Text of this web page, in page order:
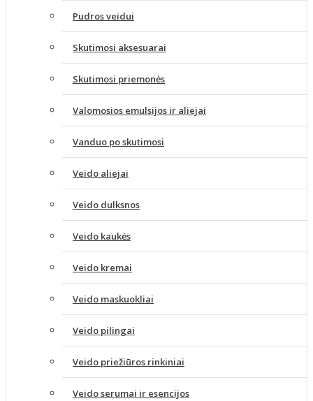
Pudros veidui
Skutimosi aksesuarai
Skutimosi priemonės
Valomosios emulsijos ir aliejai
Vanduo po skutimosi
Veido aliejai
Veido dulksnos
Veido kaukės
Veido kremai
Veido maskuokliai
Veido pilingai
Veido priežiūros rinkiniai
Veido serumai ir esencijos